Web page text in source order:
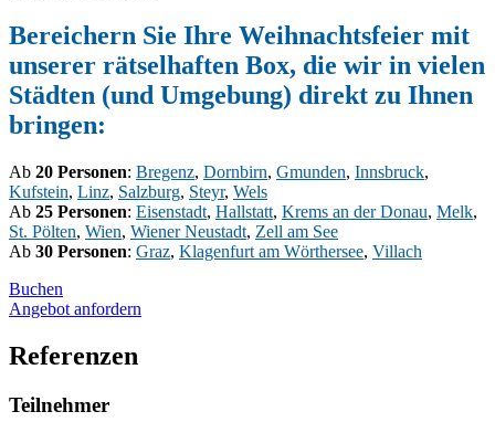
Bereichern Sie Ihre Weihnachtsfeier mit
unserer rätselhaften Box, die wir in vielen
Städten (und Umgebung) direkt zu Ihnen
bringen:
Ab 20 Personen: Bregenz, Dornbirn, Gmunden, Innsbruck,
Kufstein, Linz, Salzburg, Steyr, Wels
Ab 25 Personen: Eisenstadt, Hallstatt, Krems an der Donau, Melk,
St. Pölten, Wien, Wiener Neustadt, Zell am See
Ab 30 Personen: Graz, Klagenfurt am Wörthersee, Villach
Buchen
Angebot anfordern
Referenzen
Teilnehmer